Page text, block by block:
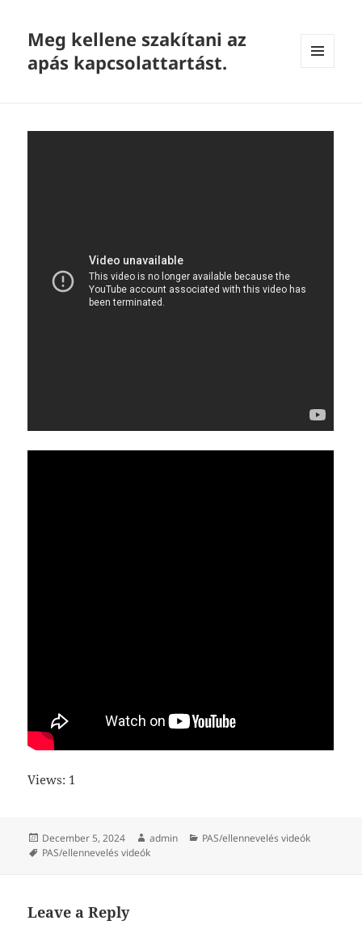
Meg kellene szakítani az
apás kapcsolattartást.
Views: 1
Posted
on
December 5, 2024 Author
admin Categories
PAS/ellennevelés videók
Tags
PAS/ellennevelés videók
Leave a Reply